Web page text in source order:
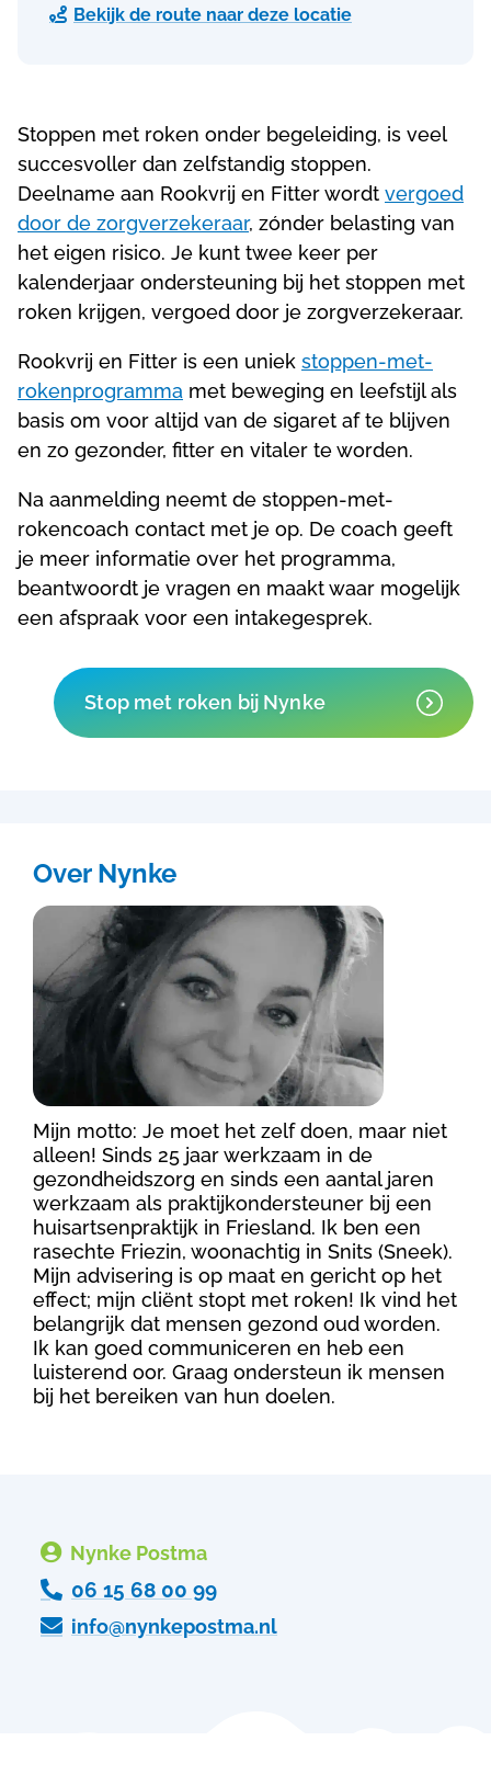
 Bekijk de route naar deze locatie
Stoppen met roken onder begeleiding, is veel
succesvoller dan zelfstandig stoppen.
Deelname aan Rookvrij en Fitter wordt vergoed
door de zorgverzekeraar, zónder belasting van
het eigen risico. Je kunt twee keer per
kalenderjaar ondersteuning bij het stoppen met
roken krijgen, vergoed door je zorgverzekeraar.
Rookvrij en Fitter is een uniek stoppen-met-
rokenprogramma met beweging en leefstijl als
basis om voor altijd van de sigaret af te blijven
en zo gezonder, fitter en vitaler te worden.
Na aanmelding neemt de stoppen-met-
rokencoach contact met je op. De coach geeft
je meer informatie over het programma,
beantwoordt je vragen en maakt waar mogelijk
een afspraak voor een intakegesprek.
Stop met roken bij Nynke
Over Nynke
Mijn motto: Je moet het zelf doen, maar niet
alleen! Sinds 25 jaar werkzaam in de
gezondheidszorg en sinds een aantal jaren
werkzaam als praktijkondersteuner bij een
huisartsenpraktijk in Friesland. Ik ben een
rasechte Friezin, woonachtig in Snits (Sneek).
Mijn advisering is op maat en gericht op het
effect; mijn cliënt stopt met roken! Ik vind het
belangrijk dat mensen gezond oud worden.
Ik kan goed communiceren en heb een
luisterend oor. Graag ondersteun ik mensen
bij het bereiken van hun doelen.
 Nynke Postma
 06 15 68 00 99
 info@nynkepostma.nl